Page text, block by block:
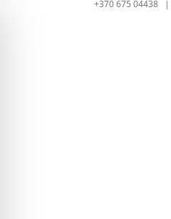
+370 675 04438